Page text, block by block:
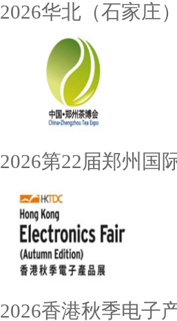
2026华北（石家庄
2026第22届郑州国
2026香港秋季电子